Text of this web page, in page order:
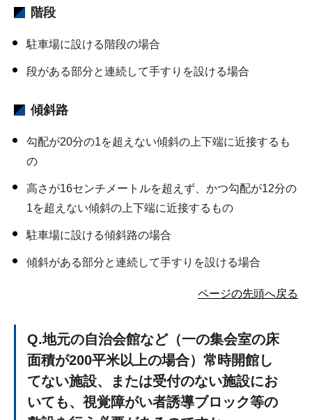
階段
駐車場に設ける階段の場合
段がある部分と連続して手すりを設ける場合
傾斜路
勾配が20分の1を超えない傾斜の上下端に近接するも
の
高さが16センチメートルを超えず、かつ勾配が12分の
1を超えない傾斜の上下端に近接するもの
駐車場に設ける傾斜路の場合
傾斜がある部分と連続して手すりを設ける場合
ページの先頭へ戻る
Q.地元の自治会館など（一の集会室の床
面積が200平米以上の場合）常時開館し
てない施設、または受付のない施設にお
いても、視覚障がい者誘導ブロック等の